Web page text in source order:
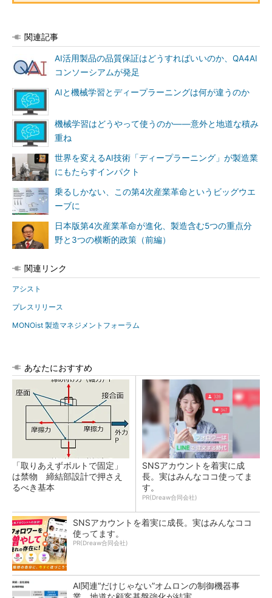
関連記事
AI活用製品の品質保証はどうすればいいのか、QA4AI
コンソーシアムが発足
AIと機械学習とディープラーニングは何が違うのか
機械学習はどうやって使うのか――意外と地道な積み
重ね
世界を変えるAI技術「ディープラーニング」が製造業
にもたらすインパクト
乗るしかない、この第4次産業革命というビッグウエ
ーブに
日本版第4次産業革命が進化、製造含む5つの重点分
野と3つの横断的政策（前編）
関連リンク
アシスト
プレスリリース
MONOist 製造マネジメントフォーラム
あなたにおすすめ
「取りあえずボルトで固定」
は禁物 締結部設計で押さえ
るべき基本
SNSアカウントを着実に成
長。実はみんなココ使ってま
す。
PR(Dreaw合同会社)
SNSアカウントを着実に成長。実はみんなココ
使ってます。
PR(Dreaw合同会社)
AI関連“だけじゃない”オムロンの制御機器事